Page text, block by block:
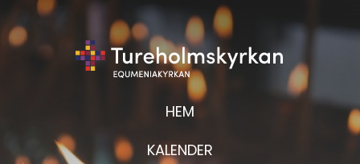
HEM
KALENDER